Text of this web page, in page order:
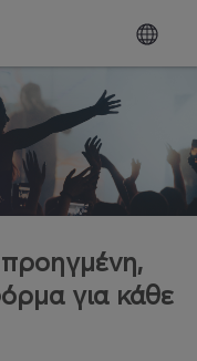
για κάθε